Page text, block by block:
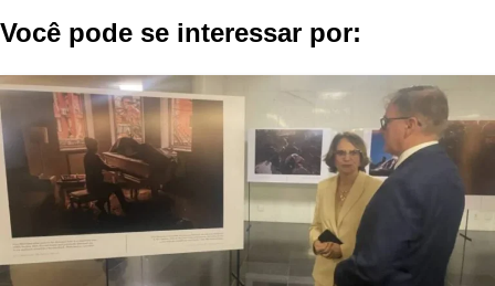
Você pode se interessar por: